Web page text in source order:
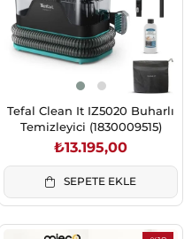
Tefal Clean It IZ5020 Buharlı
Temizleyici (1830009515)
₺13.195,00
SEPETE EKLE